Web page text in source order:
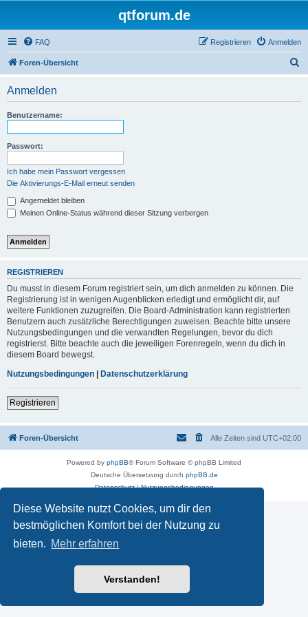
Diese Website nutzt Cookies, um dir den
bestmöglichen Komfort bei der Nutzung zu
bieten. Mehr erfahren
Verstanden!
qtforum.de
FAQ Anmelden
Registrieren
Foren-Übersicht
Anmelden
Benutzername:
Passwort:
Ich habe mein Passwort vergessen
Die Aktivierungs-E-Mail erneut senden
Angemeldet bleiben
Meinen Online-Status während dieser Sitzung verbergen
REGISTRIEREN
Du musst in diesem Forum registriert sein, um dich anmelden zu können. Die
Registrierung ist in wenigen Augenblicken erledigt und ermöglicht dir, auf
weitere Funktionen zuzugreifen. Die Board-Administration kann registrierten
Benutzern auch zusätzliche Berechtigungen zuweisen. Beachte bitte unsere
Nutzungsbedingungen und die verwandten Regelungen, bevor du dich
registrierst. Bitte beachte auch die jeweiligen Forenregeln, wenn du dich in
diesem Board bewegst.
Nutzungsbedingungen | Datenschutzerklärung
Registrieren
Foren-Übersicht Alle Zeiten sind UTC+02:00
Powered by phpBB® Forum Software © phpBB Limited
Deutsche Übersetzung durch phpBB.de
Datenschutz|Nutzungsbedingungen